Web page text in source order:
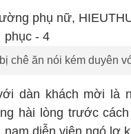
chê ăn nói kém duyên
dàn khách mời là
hài lòng trước
diễn viên ngó lơ